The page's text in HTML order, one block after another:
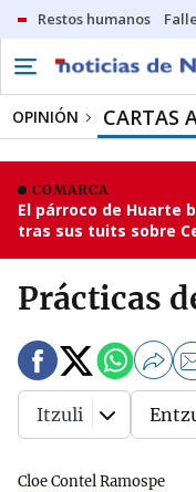
Restos humanos
OPINIÓN CARTAS
COMARCA
El párroco de Huarte
tras sus tuits sobre
Prácticas
Cloe Contel Ramospe
Itzuli